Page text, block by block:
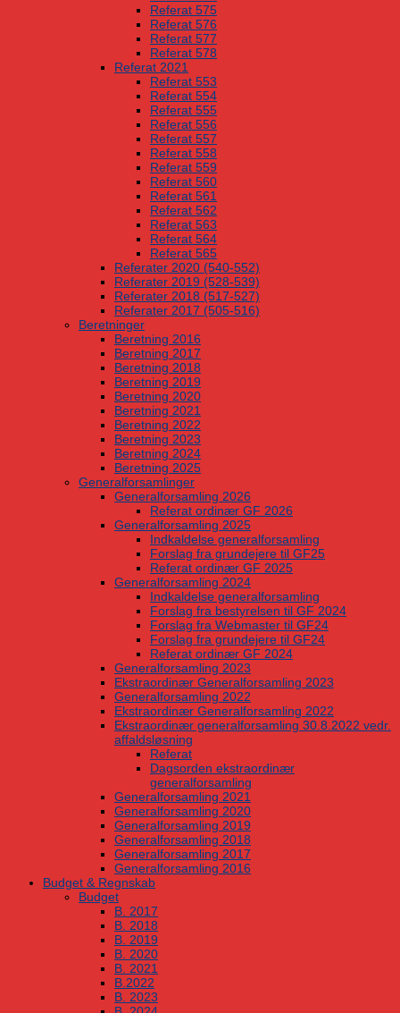
Referat 575
Referat 576
Referat 577
Referat 578
Referat 2021
Referat 553
Referat 554
Referat 555
Referat 556
Referat 557
Referat 558
Referat 559
Referat 560
Referat 561
Referat 562
Referat 563
Referat 564
Referat 565
Referater 2020 (540-552)
Referater 2019 (528-539)
Referater 2018 (517-527)
Referater 2017 (505-516)
Beretninger
Beretning 2016
Beretning 2017
Beretning 2018
Beretning 2019
Beretning 2020
Beretning 2021
Beretning 2022
Beretning 2023
Beretning 2024
Beretning 2025
Generalforsamlinger
Generalforsamling 2026
Referat ordinær GF 2026
Generalforsamling 2025
Indkaldelse generalforsamling
Forslag fra grundejere til GF25
Referat ordinær GF 2025
Generalforsamling 2024
Indkaldelse generalforsamling
Forslag fra bestyrelsen til GF 2024
Forslag fra Webmaster til GF24
Forslag fra grundejere til GF24
Referat ordinær GF 2024
Generalforsamling 2023
Ekstraordinær Generalforsamling 2023
Generalforsamling 2022
Ekstraordinær Generalforsamling 2022
Ekstraordinær generalforsamling 30.8.2022 vedr.
affaldsløsning
Referat
Dagsorden ekstraordinær
generalforsamling
Generalforsamling 2021
Generalforsamling 2020
Generalforsamling 2019
Generalforsamling 2018
Generalforsamling 2017
Generalforsamling 2016
Budget & Regnskab
Budget
B. 2017
B. 2018
B. 2019
B. 2020
B. 2021
B.2022
B. 2023